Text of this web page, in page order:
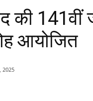
की 141वीं
आयोजित
2025